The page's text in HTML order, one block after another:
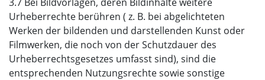
Urheberrechte berühren ( z. B. bei abgelichteten
Werken der bildenden und darstellenden Kunst oder
Filmwerken, die noch von der Schutzdauer des
Urheberrechtsgesetzes umfasst sind), sind die
entsprechenden Nutzungsrechte sowie sonstige